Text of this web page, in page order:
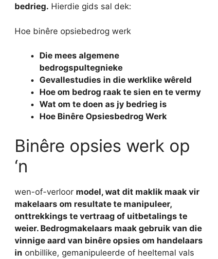
bedrieg. Hierdie gids sal dek:
Hoe binêre opsiebedrog werk
Die mees algemene
bedrogspultegnieke
Gevallestudies in die werklike wêreld
Hoe om bedrog raak te sien en te vermy
Wat om te doen as jy bedrieg is
Hoe Binêre Opsiesbedrog Werk
Binêre opsies werk op
‘n
wen-of-verloor model, wat dit maklik maak vir
makelaars om resultate te manipuleer,
onttrekkings te vertraag of uitbetalings te
weier. Bedrogmakelaars maak gebruik van die
vinnige aard van binêre opsies om handelaars
in onbillike, gemanipuleerde of heeltemal vals